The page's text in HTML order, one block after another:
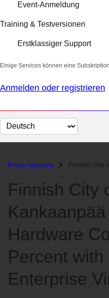
Event-Anmeldung
Training & Testversionen
Erstklassiger Support
Einige Services können eine
Anmelden oder registrieren
Sprache
auswählen
Press releases Finnish City of
Finnish City
Hardware
Percent
Enterprise